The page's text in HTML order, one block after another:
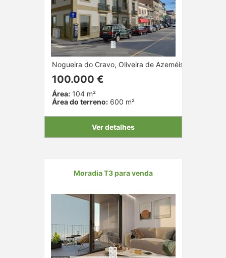
Nogueira do Cravo, Oliveira de Azeméis, Aveiro
100.000 €
Área:104 m²
Área do terreno:600 m²
Ver detalhes
Moradia T3 para venda